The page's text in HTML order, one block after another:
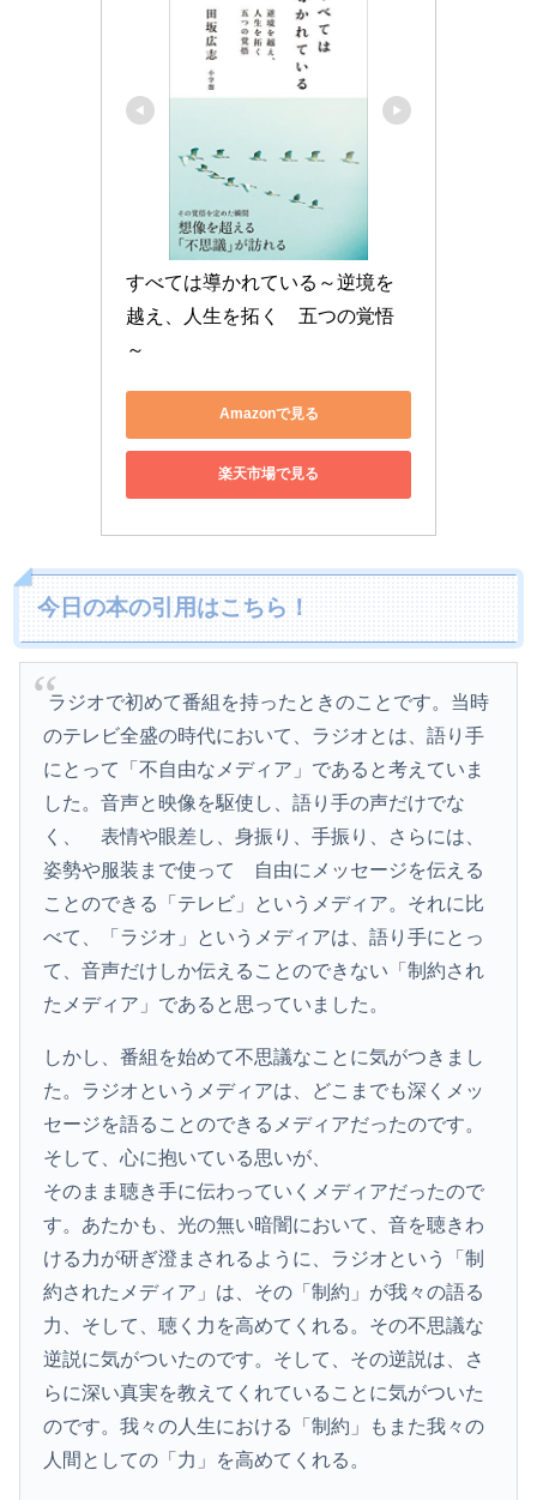
すべては導かれている～逆境を
越え、人生を拓く　五つの覚悟
～
Amazonで見る
楽天市場で見る
今日の本の引用はこちら！
ラジオで初めて番組を持ったときのことです。当時
のテレビ全盛の時代において、ラジオとは、語り手
にとって「不自由なメディア」であると考えていま
した。音声と映像を駆使し、語り手の声だけでな
く、 表情や眼差し、身振り、手振り、さらには、
姿勢や服装まで使って 自由にメッセージを伝える
ことのできる「テレビ」というメディア。それに比
べて、「ラジオ」というメディアは、語り手にとっ
て、音声だけしか伝えることのできない「制約され
たメディア」であると思っていました。
しかし、番組を始めて不思議なことに気がつきまし
た。ラジオというメディアは、どこまでも深くメッ
セージを語ることのできるメディアだったのです。
そして、心に抱いている思いが、
そのまま聴き手に伝わっていくメディアだったので
す。あたかも、光の無い暗闇において、音を聴きわ
ける力が研ぎ澄まされるように、ラジオという「制
約されたメディア」は、その「制約」が我々の語る
力、そして、聴く力を高めてくれる。その不思議な
逆説に気がついたのです。そして、その逆説は、さ
らに深い真実を教えてくれていることに気がついた
のです。我々の人生における「制約」もまた我々の
人間としての「力」を高めてくれる。